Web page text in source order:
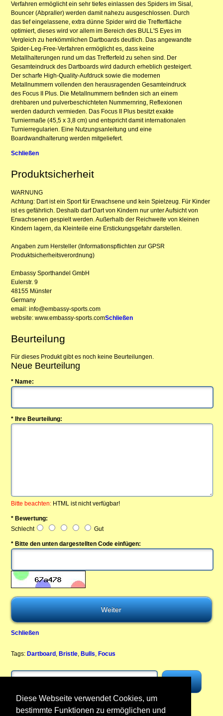
Diese Webseite verwendet Cookies, um
bestimmte Funktionen zu ermöglichen und
Verfahren ermöglicht ein sehr tiefes einlassen des Spiders im Sisal,
Bouncer (Abpraller) werden damit nahezu ausgeschlossen. Durch
das tief eingelassene, extra dünne Spider wird die Trefferfläche
optimiert, dieses wird vor allem im Bereich des BULL'S Eyes im
Vergleich zu herkömmlichen Dartboards deutlich. Das angewandte
Spider-Leg-Free-Verfahren ermöglicht es, dass keine
Metallhalterungen rund um das Trefferfeld zu sehen sind. Der
Gesamteindruck des Dartboards wird dadurch erheblich gesteigert.
Der scharfe High-Quality-Aufdruck sowie die modernen
Metallnummern vollenden den herausragenden Gesamteindruck
des Focus II Plus. Die Metallnummern befinden sich an einem
drehbaren und pulverbeschichteten Nummernring, Reflexionen
werden dadurch vermieden. Das Focus II Plus besitzt exakte
Turniermaße (45,5 x 3,8 cm) und entspricht damit internationalen
Turnierregularien. Eine Nutzungsanleitung und eine
Boardwandhalterung werden mitgeliefert.
Schließen
Produktsicherheit
WARNUNG
Achtung: Dart ist ein Sport für Erwachsene und kein Spielzeug. Für Kinder
ist es gefährlich. Deshalb darf Dart von Kindern nur unter Aufsicht von
Erwachsenen gespielt werden. Außerhalb der Reichweite von kleinen
Kindern lagern, da Kleinteile eine Erstickungsgefahr darstellen.
Angaben zum Hersteller (Informationspflichten zur GPSR
Produktsicherheitsverordnung)
Embassy Sporthandel GmbH
Eulerstr. 9
48155 Münster
Germany
email: info@embassy-sports.com
website: www.embassy-sports.comSchließen
Beurteilung
Für dieses Produkt gibt es noch keine Beurteilungen.
Neue Beurteilung
* Name:
* Ihre Beurteilung:
Bitte beachten: HTML ist nicht verfügbar!
* Bewertung:
Schlecht
Gut
* Bitte den unten dargestellten Code einfügen:
Schließen
Tags: Dartboard ,Bristle ,Bulls ,Focus